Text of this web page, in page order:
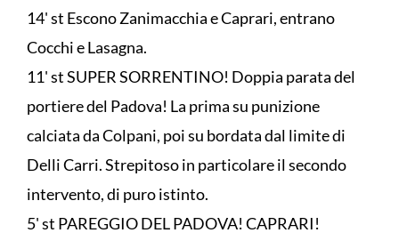
14' st Escono Zanimacchia e Caprari, entrano
Cocchi e Lasagna.
11' st SUPER SORRENTINO! Doppia parata del
portiere del Padova! La prima su punizione
calciata da Colpani, poi su bordata dal limite di
Delli Carri. Strepitoso in particolare il secondo
intervento, di puro istinto.
5' st PAREGGIO DEL PADOVA! CAPRARI!